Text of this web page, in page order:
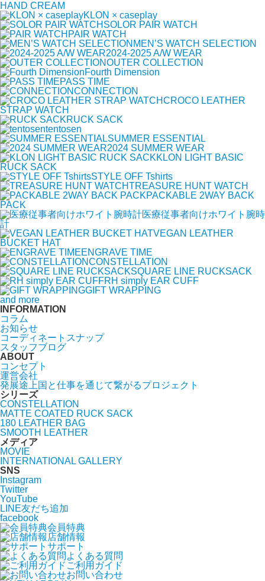
HAND CREAM
KLON × caseplay
SOLOR PAIR WATCH
PAIR WATCH
MEN’S WATCH SELECTION
2024-2025 A/W WEAR
OUTER COLLECTION
Fourth Dimension
PASS TIME
CONNECTION
CROCO LEATHER
STRAP WATCH
RUCK SACK
tentosen
SUMMER ESSENTIAL
2024 SUMMER WEAR
KLON LIGHT BASIC
RUCK SACK
STYLE OFF Tshirts
TREASURE HUNT WATCH
PACKABLE 2WAY BACK
PACK
医療従事者向けホワイト腕時
計
VEGAN LEATHER
BUCKET HAT
ENGRAVE TIME
CONSTELLATION
SQUARE LINE RUCKSACK
RH simply EAR CUFF
GIFT WRAPPING
and more
INFORMATION
コラム
お知らせ
コーディネートスナップ
スタッフブログ
ABOUT
コンセプト
運営会社
発展途上国と仕事を通じて繋がるプロジェクト
シリーズ
CONSTELLATION
MATTE COATED RUCK SACK
180 LEATHER BAG
SMOOTH LEATHER
メディア
MOVIE
INTERNATIONAL GALLERY
SNS
Instagram
Twitter
YouTube
LINE友だち追加
facebook
会員特典
店舗情報
サポート
よくある質問
ご利用ガイド
お問い合わせ